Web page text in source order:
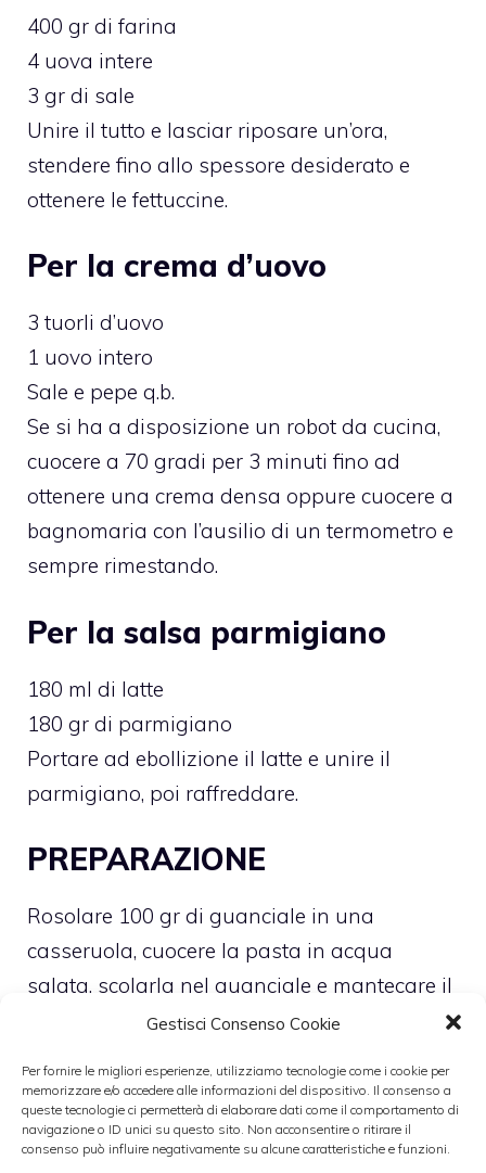
Gestisci Consenso Cookie
Per fornire le migliori esperienze, utilizziamo tecnologie come i cookie per
memorizzare e/o accedere alle informazioni del dispositivo. Il consenso a
queste tecnologie ci permetterà di elaborare dati come il comportamento di
navigazione o ID unici su questo sito. Non acconsentire o ritirare il
consenso può influire negativamente su alcune caratteristiche e funzioni.
400 gr di farina
4 uova intere
3 gr di sale
Unire il tutto e lasciar riposare un’ora,
stendere fino allo spessore desiderato e
ottenere le fettuccine.
Per la crema d’uovo
3 tuorli d’uovo
1 uovo intero
Sale e pepe q.b.
Se si ha a disposizione un robot da cucina,
cuocere a 70 gradi per 3 minuti fino ad
ottenere una crema densa oppure cuocere a
bagnomaria con l’ausilio di un termometro e
sempre rimestando.
Per la salsa parmigiano
180 ml di latte
180 gr di parmigiano
Portare ad ebollizione il latte e unire il
parmigiano, poi raffreddare.
PREPARAZIONE
Rosolare 100 gr di guanciale in una
casseruola, cuocere la pasta in acqua
salata, scolarla nel guanciale e mantecare il
un piatto di portata, adagiare la fettuccina e
la crema d’uovo.
Completare il piatto con del parmigiano.